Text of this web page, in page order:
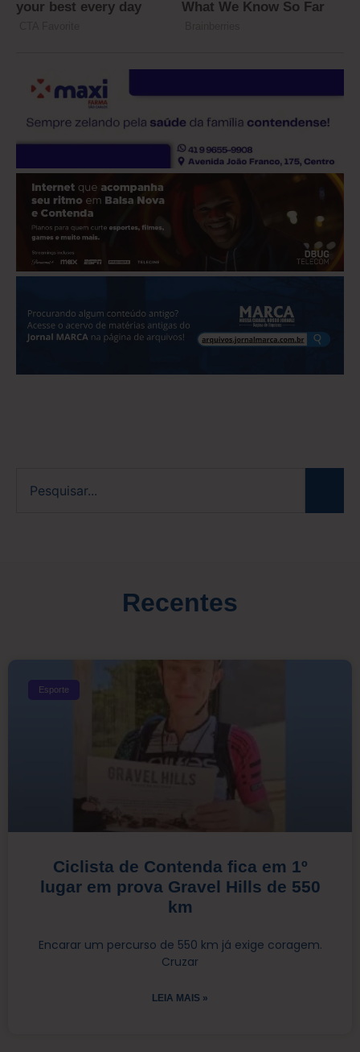
Recentes
Esporte
Ciclista de Contenda fica em 1º
lugar em prova Gravel Hills de 550
km
Encarar um percurso de 550 km já exige coragem.
Cruzar
LEIA MAIS »